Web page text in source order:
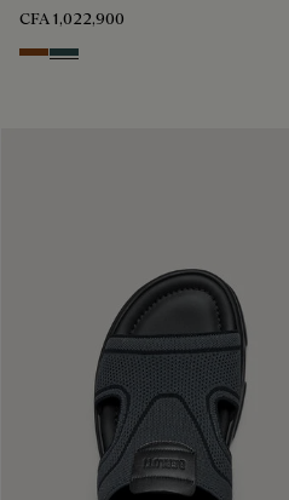
CFA 1,022,900
Cacao Intenso
Mysterious Grey